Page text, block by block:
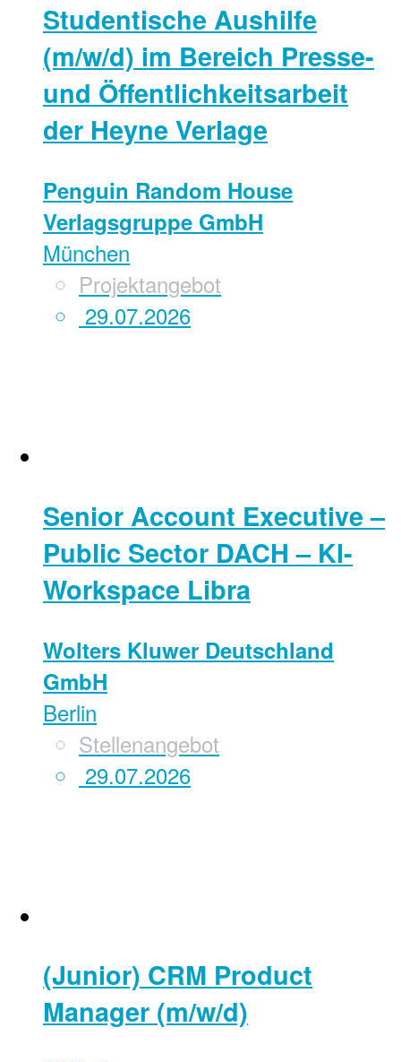
Studentische Aushilfe
(m/w/d) im Bereich Presse-
und Öffentlichkeitsarbeit
der Heyne Verlage
Penguin Random House
Verlagsgruppe GmbH
München
Projektangebot
29.07.2026
Senior Account Executive –
Public Sector DACH – KI-
Workspace Libra
Wolters Kluwer Deutschland
GmbH
Berlin
Stellenangebot
29.07.2026
(Junior) CRM Product
Manager (m/w/d)